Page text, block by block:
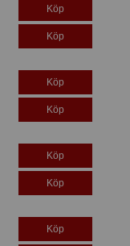
Köp
Köp
Köp
Köp
Köp
Köp
Köp